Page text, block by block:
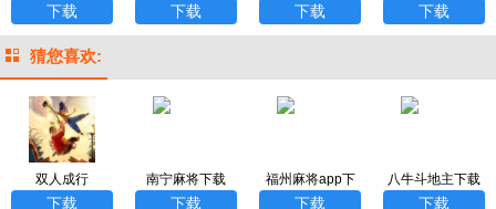
版
下载
黑边广角
下载
作器中文版最新
下载
版下载
下载
猜您喜欢:
双人成行
下载
南宁麻将下载
下载
福州麻将app下
载
下载
八牛斗地主下载
下载